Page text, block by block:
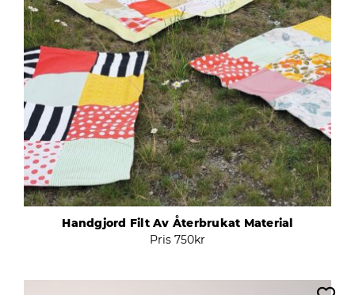
Handgjord Filt Av Återbrukat Material
Pris 750kr